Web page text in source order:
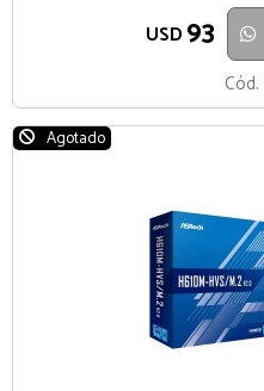
USD 93
Cód.
Agotado